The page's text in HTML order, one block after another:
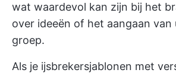
wat waardevol kan zijn bij het
over ideeën of het aangaan van
groep.
Als je ijsbrekersjablonen met